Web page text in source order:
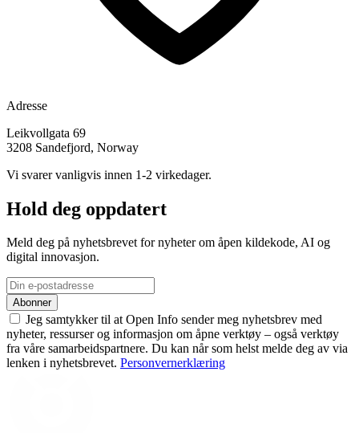
Adresse
Leikvollgata 69
3208 Sandefjord, Norway
Vi svarer vanligvis innen 1-2 virkedager.
Hold deg oppdatert
Meld deg på nyhetsbrevet for nyheter om åpen kildekode, AI og
digital innovasjon.
Abonner
Jeg samtykker til at Open Info sender meg nyhetsbrev med
nyheter, ressurser og informasjon om åpne verktøy – også verktøy
fra våre samarbeidspartnere. Du kan når som helst melde deg av via
lenken i nyhetsbrevet. Personvernerklæring